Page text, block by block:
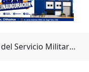
Servicio Militar